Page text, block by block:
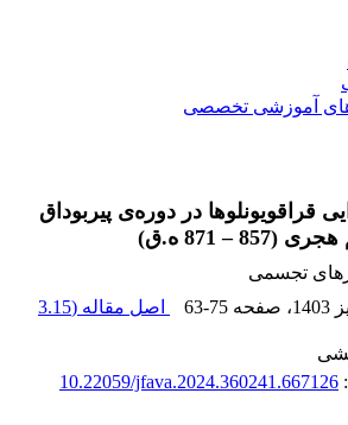
آموزشی تخصصی
قراقویونلوها در دوره‌ی پیربوداق
– 871 ه.ق)
تجسمی
، صفحه 63-75 اصل مقاله (3.15
10.22059/jfava.2024.360241.667126